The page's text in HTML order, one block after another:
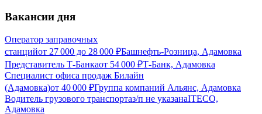
Вакансии дня
Оператор заправочных
станцийот 27 000 до 28 000 ₽Башнефть-Розница, Адамовка
Представитель Т-Банкаот 54 000 ₽Т-Банк, Адамовка
Специалист офиса продаж Билайн
(Адамовка)от 40 000 ₽Группа компаний Альянс, Адамовка
Водитель грузового транспортаз/п не указанаITECO,
Адамовка